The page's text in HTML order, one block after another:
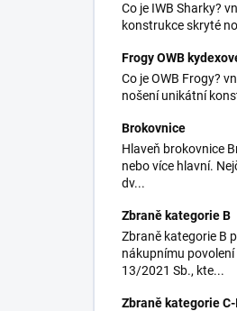
Co je IWB Sharky?
konstrukce skryté
Frogy OWB
Co je OWB Frogy?
nošení unikátní
Brokovnice
Hlaveň brokovnice
nebo více hlavní.
dv...
Zbraně kategorie B
Zbraně kategorie B
nákupnímu
13/2021 Sb., kte...
Zbraně kategorie C-I